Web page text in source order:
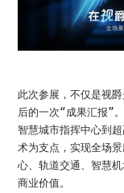
此次参展，不仅是视
后的一次“成果汇报”
智慧城市指挥中心到
术为支点，实现全场
心、轨道交通、智慧
商业价值。